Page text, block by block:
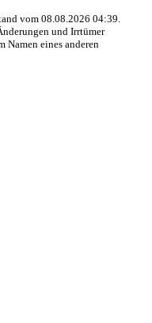
vom 08.08.2026 04:39.
und Irrtümer
Namen eines anderen